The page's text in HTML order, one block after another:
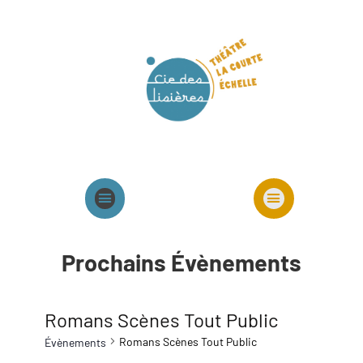
Prochains Évènements
Spectacles cie
Romans Scènes Tout Public
Évènements Romans Scènes Tout Public